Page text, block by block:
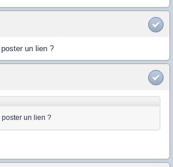
un lien ?
poster un lien ?